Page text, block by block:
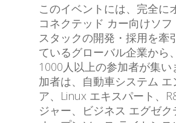
このイベントには、完全に
コネクテッド カー向けソフ
スタックの開発・採用を牽
ているグローバル企業から
1000人以上の参加者が集い
加者は、自動車システム エ
ア、Linux エキスパート、
ジャー、ビジネス エグゼク